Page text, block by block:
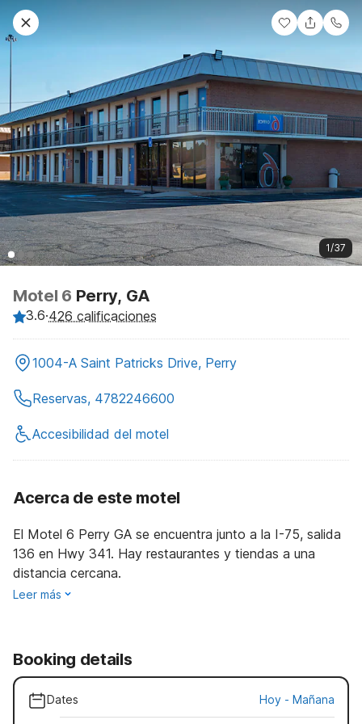
1/37
Motel 6 Perry, GA
3.6·426 calificaciones
1004-A Saint Patricks Drive, Perry
Reservas, 4782246600
Accesibilidad del motel
Acerca de este motel
El Motel 6 Perry GA se encuentra junto a la I-75, salida
136 en Hwy 341. Hay restaurantes y tiendas a una
distancia cercana.
Leer más
Booking details
Dates Hoy - Mañana